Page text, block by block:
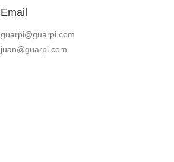
Email
guarpi@guarpi.com
juan@guarpi.com